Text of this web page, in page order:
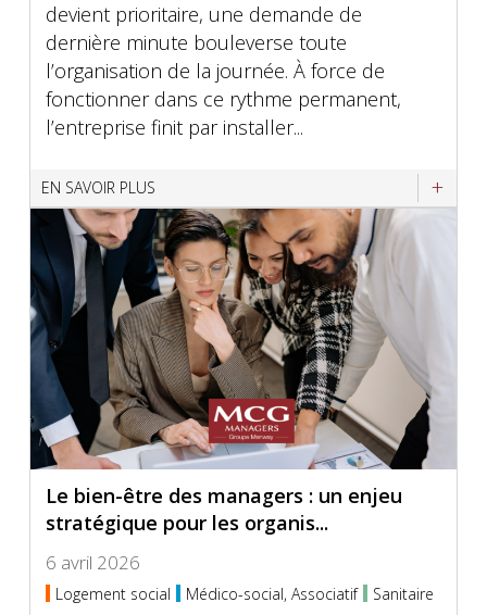
devient prioritaire, une demande de
dernière minute bouleverse toute
l’organisation de la journée. À force de
fonctionner dans ce rythme permanent,
l’entreprise finit par installer...
EN SAVOIR PLUS
Le bien-être des managers : un enjeu
stratégique pour les organis...
6 avril 2026
Logement social Médico-social, Associatif Sanitaire